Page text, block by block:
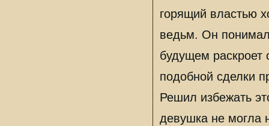
горящий властью
ведьм. Он
будущем раскроет
подобной сделки
Решил избежать
девушка не могла